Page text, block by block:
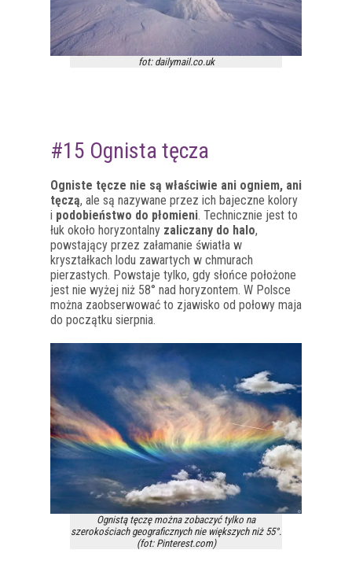
fot: dailymail.co.uk
#15 Ognista tęcza
Ogniste tęcze nie są właściwie ani ogniem, ani
tęczą, ale są nazywane przez ich bajeczne kolory
i podobieństwo do płomieni. Technicznie jest to
łuk około horyzontalny zaliczany do halo,
powstający przez załamanie światła w
kryształkach lodu zawartych w chmurach
pierzastych. Powstaje tylko, gdy słońce położone
jest nie wyżej niż 58° nad horyzontem. W Polsce
można zaobserwować to zjawisko od połowy maja
do początku sierpnia.
Ognistą tęczę można zobaczyć tylko na
szerokościach geograficznych nie większych niż 55°.
(fot: Pinterest.com)